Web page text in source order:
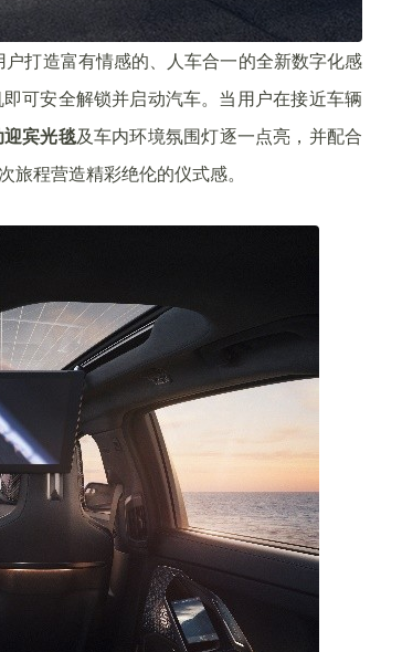
户打造富有情感的、人车合一的全新数字化感
可安全解锁并启动汽车。当用户在接近车辆
迎宾光毯及车内环境氛围灯逐一点亮，并配合
旅程营造精彩绝伦的仪式感。